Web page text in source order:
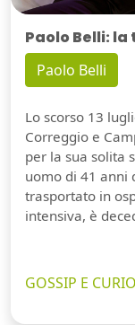
Paolo Belli:
Paolo Belli
Lo scorso 13
Correggio e
per la sua solita
uomo di 41 anni
trasportato in
intensiva, è
GOSSIP E